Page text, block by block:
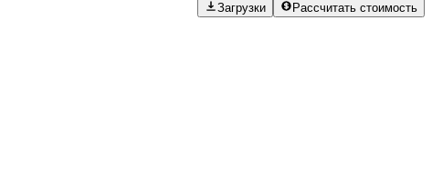
Загрузки Рассчитать стоимость